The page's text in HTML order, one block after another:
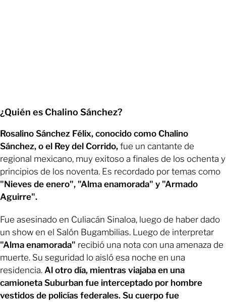
¿Quién es Chalino Sánchez?
Rosalino Sánchez Félix, conocido como Chalino
Sánchez, o el Rey del Corrido, fue un cantante de
regional mexicano, muy exitoso a finales de los ochenta y
principios de los noventa. Es recordado por temas como
"Nieves de enero", "Alma enamorada" y "Armado
Aguirre".
Fue asesinado en Culiacán Sinaloa, luego de haber dado
un show en el Salón Bugambilias. Luego de interpretar
"Alma enamorada" recibió una nota con una amenaza de
muerte. Su seguridad lo aisló esa noche en una
residencia. Al otro día, mientras viajaba en una
camioneta Suburban fue interceptado por hombre
vestidos de policías federales. Su cuerpo fue